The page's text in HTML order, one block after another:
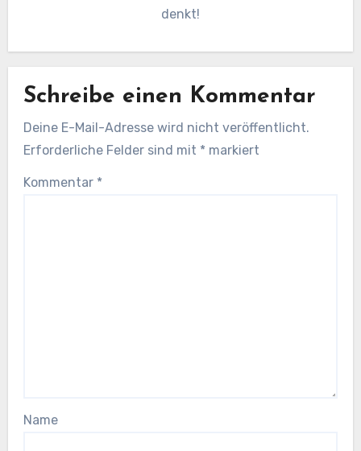
denkt!
Schreibe einen Kommentar
Deine E-Mail-Adresse wird nicht veröffentlicht.
Erforderliche Felder sind mit * markiert
Kommentar *
Name